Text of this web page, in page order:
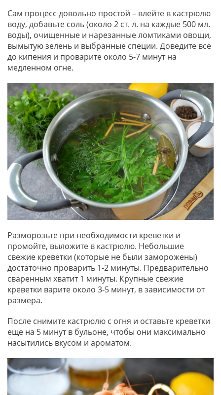
Сам процесс довольно простой – влейте в кастрюлю
воду, добавьте соль (около 2 ст. л. на каждые 500 мл.
воды), очищенные и нарезанные ломтиками овощи,
вымытую зелень и выбранные специи. Доведите все
до кипения и проварите около 5-7 минут на
медленном огне.
Разморозьте при необходимости креветки и
промойте, выложите в кастрюлю. Небольшие
свежие креветки (которые не были заморожены)
достаточно проварить 1-2 минуты. Предварительно
сваренным хватит 1 минуты. Крупные свежие
креветки варите около 3-5 минут, в зависимости от
размера.
После снимите кастрюлю с огня и оставьте креветки
еще на 5 минут в бульоне, чтобы они максимально
насытились вкусом и ароматом.